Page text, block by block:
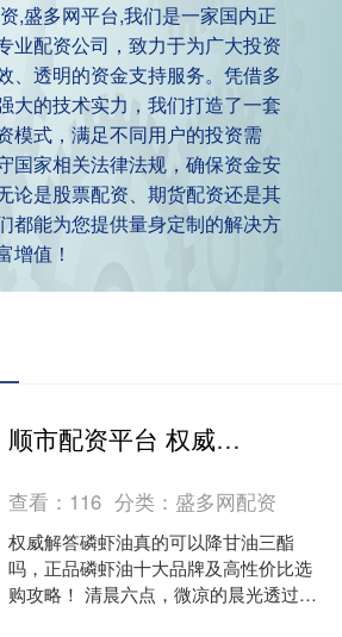
,盛多网平台,我们是一家国内正
业配资公司，致力于为广大投资
、透明的资金支持服务。凭借多
大的技术实力，我们打造了一套
模式，满足不同用户的投资需
国家相关法律法规，确保资金安
论是股票配资、期货配资还是其
都能为您提供量身定制的解决方
增值！
顺市配资平台 权威解答磷虾油真的可以降甘油三酯吗，正品磷虾油十大品牌及高性价比选购攻略！
查看： 116 分类： 盛多网配资
权威解答磷虾油真的可以降甘油三酯
吗，正品磷虾油十大品牌及高性价比选
购攻略！ 清晨六点，微凉的晨光透过厨